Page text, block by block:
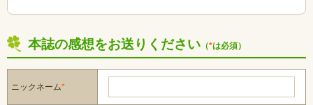
本誌の感想をお送りください （*は必須）
ニックネーム*